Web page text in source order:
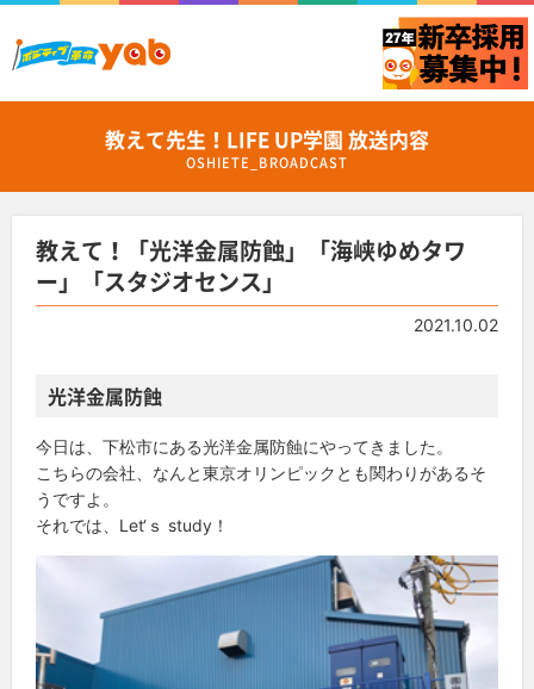
教えて先生！LIFE UP学園 放送内容
OSHIETE_BROADCAST
教えて！「光洋金属防蝕」「海峡ゆめタワ
ー」「スタジオセンス」
2021.10.02
光洋金属防蝕
今日は、下松市にある光洋金属防蝕にやってきました。
こちらの会社、なんと東京オリンピックとも関わりがあるそ
うですよ。
それでは、Let‘ｓ study！